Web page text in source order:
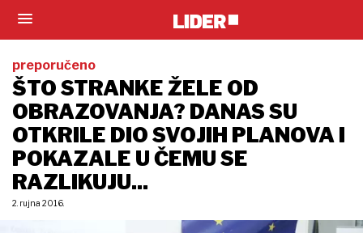
preporučeno
ŠTO STRANKE ŽELE OD
OBRAZOVANJA? DANAS SU
OTKRILE DIO SVOJIH PLANOVA I
POKAZALE U ČEMU SE
RAZLIKUJU...
2. rujna 2016.